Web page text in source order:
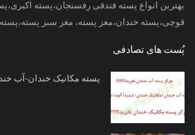
بهترین انواع پسته فندقی رفسنجان،پسته
قوچی،پسته خندان،مغز پسته، مغز سبز
پُست های تصادفی
پسته مکانیک خندان-آب